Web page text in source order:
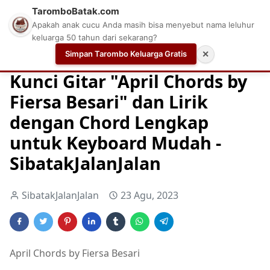
Chord Chord Gitar Easy Guitar Tabs
Kunci Gitar "April Chords by
Fiersa Besari" dan Lirik
dengan Chord Lengkap
untuk Keyboard Mudah -
SibatakJalanJalan
SibatakJalanJalan 23 Agu, 2023
April Chords by Fiersa Besari
TaromboBatak.com
Apakah anak cucu Anda masih bisa menyebut nama leluhur
keluarga 50 tahun dari sekarang?
Simpan Tarombo Keluarga Gratis
✕